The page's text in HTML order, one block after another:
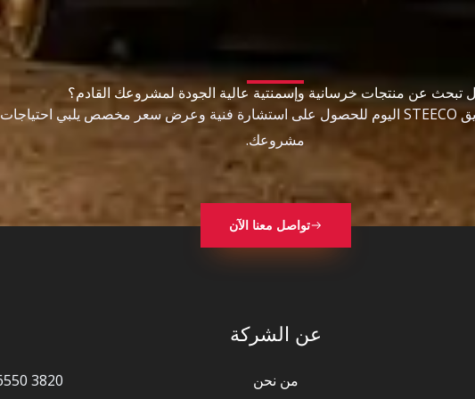
تبحث عن منتجات خرسانية وإسمنتية عالية الجودة لمشروعك القادم؟
تواصل مع فريق STEECO اليوم للحصول على استشارة فنية وعرض سعر مخصص يلبي احتياجات
مشروعك.
تواصل معنا الآن
عن الشركة
من نحن